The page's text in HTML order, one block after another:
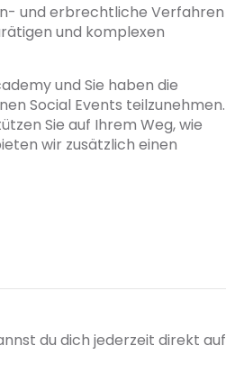
und erbrechtliche Verfahren
und komplexen
und Sie haben die
Social Events teilzunehmen.
Sie auf Ihrem Weg, wie
wir zusätzlich einen
du dich jederzeit direkt auf